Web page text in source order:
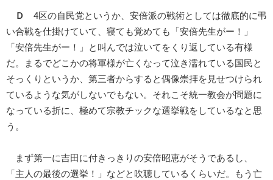
Ｄ
4区の自民党というか、安倍派の戦術としては徹底的に弔
い合戦を仕掛けていて、寝ても覚めても「安倍先生がー！」
「安倍先生がー！」と叫んでは泣いてをくり返している有様
だ。まるでどこかの将軍様が亡くなって泣き濡れている国民と
そっくりというか、第三者からすると偶像崇拝を見せつけられ
ているような気がしないでもない。それこそ統一教会が問題に
なっている折に、極めて宗教チックな選挙戦をしているなと思
う。
まず第一に吉田に付きっきりの安倍昭恵がそうであるし、
「主人の最後の選挙！」などと吹聴しているくらいだ。もう亡